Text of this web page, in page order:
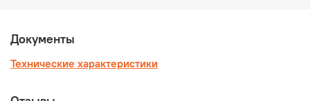
Документы
Технические характеристики